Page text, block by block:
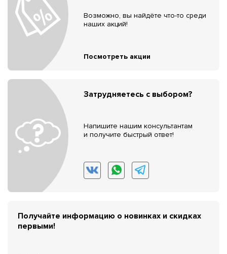
Возможно, вы найдёте что-то среди
наших акций!
Посмотреть акции
Затрудняетесь с выбором?
Напишите нашим консультантам
и получите быстрый ответ!
Получайте информацию о новинках и скидках
первыми!